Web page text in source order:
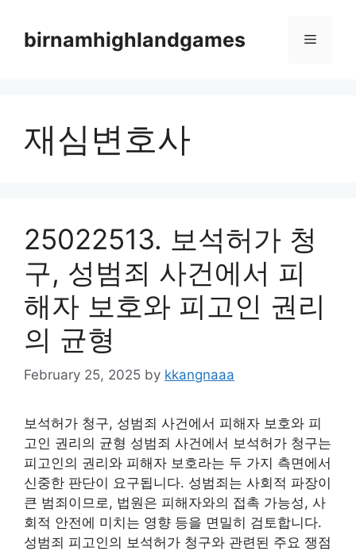
contentbirnamhighlandgames Menu
재심변호사
25022513. 보석허가 청
구, 성범죄 사건에서 피
해자 보호와 피고인 권리
의 균형
February 25, 2025 by kkangnaaa
보석허가 청구, 성범죄 사건에서 피해자 보호와 피
고인 권리의 균형 성범죄 사건에서 보석허가 청구는
피고인의 권리와 피해자 보호라는 두 가지 측면에서
신중한 판단이 요구됩니다. 성범죄는 사회적 파장이
큰 범죄이므로, 법원은 피해자와의 접촉 가능성, 사
회적 안전에 미치는 영향 등을 면밀히 검토합니다.
성범죄 피고인의 보석허가 청구와 관련된 주요 쟁점